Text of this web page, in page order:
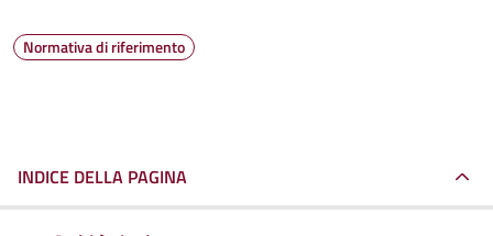
Normativa di riferimento
INDICE DELLA PAGINA